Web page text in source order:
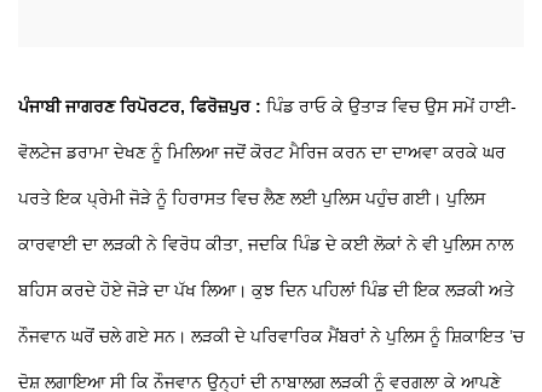
ਪੰਜਾਬੀ ਜਾਗਰਣ ਰਿਪੋਰਟਰ, ਫਿਰੋਜ਼ਪੁਰ : ਪਿੰਡ ਰਾਓ ਕੇ ਉਤਾੜ ਵਿਚ ਉਸ ਸਮੇਂ ਹਾਈ-
ਵੋਲਟੇਜ ਡਰਾਮਾ ਦੇਖਣ ਨੂੰ ਮਿਲਿਆ ਜਦੋਂ ਕੋਰਟ ਮੈਰਿਜ ਕਰਨ ਦਾ ਦਾਅਵਾ ਕਰਕੇ ਘਰ
ਪਰਤੇ ਇਕ ਪ੍ਰੇਮੀ ਜੋੜੇ ਨੂੰ ਹਿਰਾਸਤ ਵਿਚ ਲੈਣ ਲਈ ਪੁਲਿਸ ਪਹੁੰਚ ਗਈ। ਪੁਲਿਸ
ਕਾਰਵਾਈ ਦਾ ਲੜਕੀ ਨੇ ਵਿਰੋਧ ਕੀਤਾ, ਜਦਕਿ ਪਿੰਡ ਦੇ ਕਈ ਲੋਕਾਂ ਨੇ ਵੀ ਪੁਲਿਸ ਨਾਲ
ਬਹਿਸ ਕਰਦੇ ਹੋਏ ਜੋੜੇ ਦਾ ਪੱਖ ਲਿਆ। ਕੁਝ ਦਿਨ ਪਹਿਲਾਂ ਪਿੰਡ ਦੀ ਇਕ ਲੜਕੀ ਅਤੇ
ਨੌਜਵਾਨ ਘਰੋਂ ਚਲੇ ਗਏ ਸਨ। ਲੜਕੀ ਦੇ ਪਰਿਵਾਰਿਕ ਮੈਂਬਰਾਂ ਨੇ ਪੁਲਿਸ ਨੂੰ ਸ਼ਿਕਾਇਤ ’ਚ
ਦੋਸ਼ ਲਗਾਇਆ ਸੀ ਕਿ ਨੌਜਵਾਨ ਉਨ੍ਹਾਂ ਦੀ ਨਾਬਾਲਗ ਲੜਕੀ ਨੂੰ ਵਰਗਲਾ ਕੇ ਆਪਣੇ